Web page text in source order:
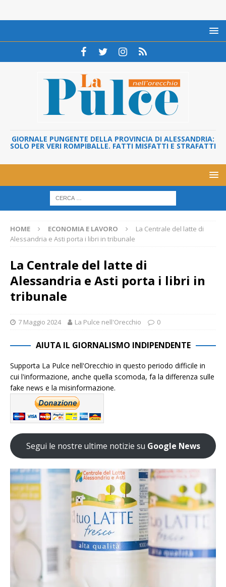
GIORNALE PUNGENTE DELLA PROVINCIA DI ALESSANDRIA:
SOLO PER VERI ROMPIBALLE. FATTI MISFATTI E STRAFATTI
HOME ECONOMIA E LAVORO
La Centrale del latte di
Alessandria e Asti porta i libri in tribunale
La Centrale del latte di
Alessandria e Asti porta i libri in
tribunale
7 Maggio 2024 La Pulce nell'Orecchio 0
AIUTA IL GIORNALISMO INDIPENDENTE
Supporta La Pulce nell'Orecchio in questo periodo difficile in
cui l'informazione, anche quella scomoda, fa la differenza sulle
fake news e la misinformazione.
Segui le nostre ultime notizie su Google News